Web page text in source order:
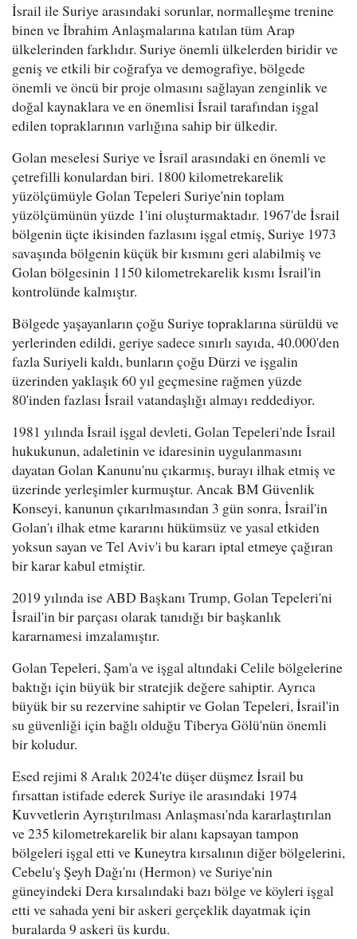
İsrail ile Suriye arasındaki sorunlar, normalleşme trenine
binen ve İbrahim Anlaşmalarına katılan tüm Arap
ülkelerinden farklıdır. Suriye önemli ülkelerden biridir ve
geniş ve etkili bir coğrafya ve demografiye, bölgede
önemli ve öncü bir proje olmasını sağlayan zenginlik ve
doğal kaynaklara ve en önemlisi İsrail tarafından işgal
edilen topraklarının varlığına sahip bir ülkedir.
Golan meselesi Suriye ve İsrail arasındaki en önemli ve
çetrefilli konulardan biri. 1800 kilometrekarelik
yüzölçümüyle Golan Tepeleri Suriye'nin toplam
yüzölçümünün yüzde 1'ini oluşturmaktadır. 1967'de İsrail
bölgenin üçte ikisinden fazlasını işgal etmiş, Suriye 1973
savaşında bölgenin küçük bir kısmını geri alabilmiş ve
Golan bölgesinin 1150 kilometrekarelik kısmı İsrail'in
kontrolünde kalmıştır.
Bölgede yaşayanların çoğu Suriye topraklarına sürüldü ve
yerlerinden edildi, geriye sadece sınırlı sayıda, 40.000'den
fazla Suriyeli kaldı, bunların çoğu Dürzi ve işgalin
üzerinden yaklaşık 60 yıl geçmesine rağmen yüzde
80'inden fazlası İsrail vatandaşlığı almayı reddediyor.
1981 yılında İsrail işgal devleti, Golan Tepeleri'nde İsrail
hukukunun, adaletinin ve idaresinin uygulanmasını
dayatan Golan Kanunu'nu çıkarmış, burayı ilhak etmiş ve
üzerinde yerleşimler kurmuştur. Ancak BM Güvenlik
Konseyi, kanunun çıkarılmasından 3 gün sonra, İsrail'in
Golan'ı ilhak etme kararını hükümsüz ve yasal etkiden
yoksun sayan ve Tel Aviv'i bu kararı iptal etmeye çağıran
bir karar kabul etmiştir.
2019 yılında ise ABD Başkanı Trump, Golan Tepeleri'ni
İsrail'in bir parçası olarak tanıdığı bir başkanlık
kararnamesi imzalamıştır.
Golan Tepeleri, Şam'a ve işgal altındaki Celile bölgelerine
baktığı için büyük bir stratejik değere sahiptir. Ayrıca
büyük bir su rezervine sahiptir ve Golan Tepeleri, İsrail'in
su güvenliği için bağlı olduğu Tiberya Gölü'nün önemli
bir koludur.
Esed rejimi 8 Aralık 2024'te düşer düşmez İsrail bu
fırsattan istifade ederek Suriye ile arasındaki 1974
Kuvvetlerin Ayrıştırılması Anlaşması'nda kararlaştırılan
ve 235 kilometrekarelik bir alanı kapsayan tampon
bölgeleri işgal etti ve Kuneytra kırsalının diğer bölgelerini,
Cebelu'ş Şeyh Dağı'nı (Hermon) ve Suriye'nin
güneyindeki Dera kırsalındaki bazı bölge ve köyleri işgal
etti ve sahada yeni bir askeri gerçeklik dayatmak için
buralarda 9 askeri üs kurdu.